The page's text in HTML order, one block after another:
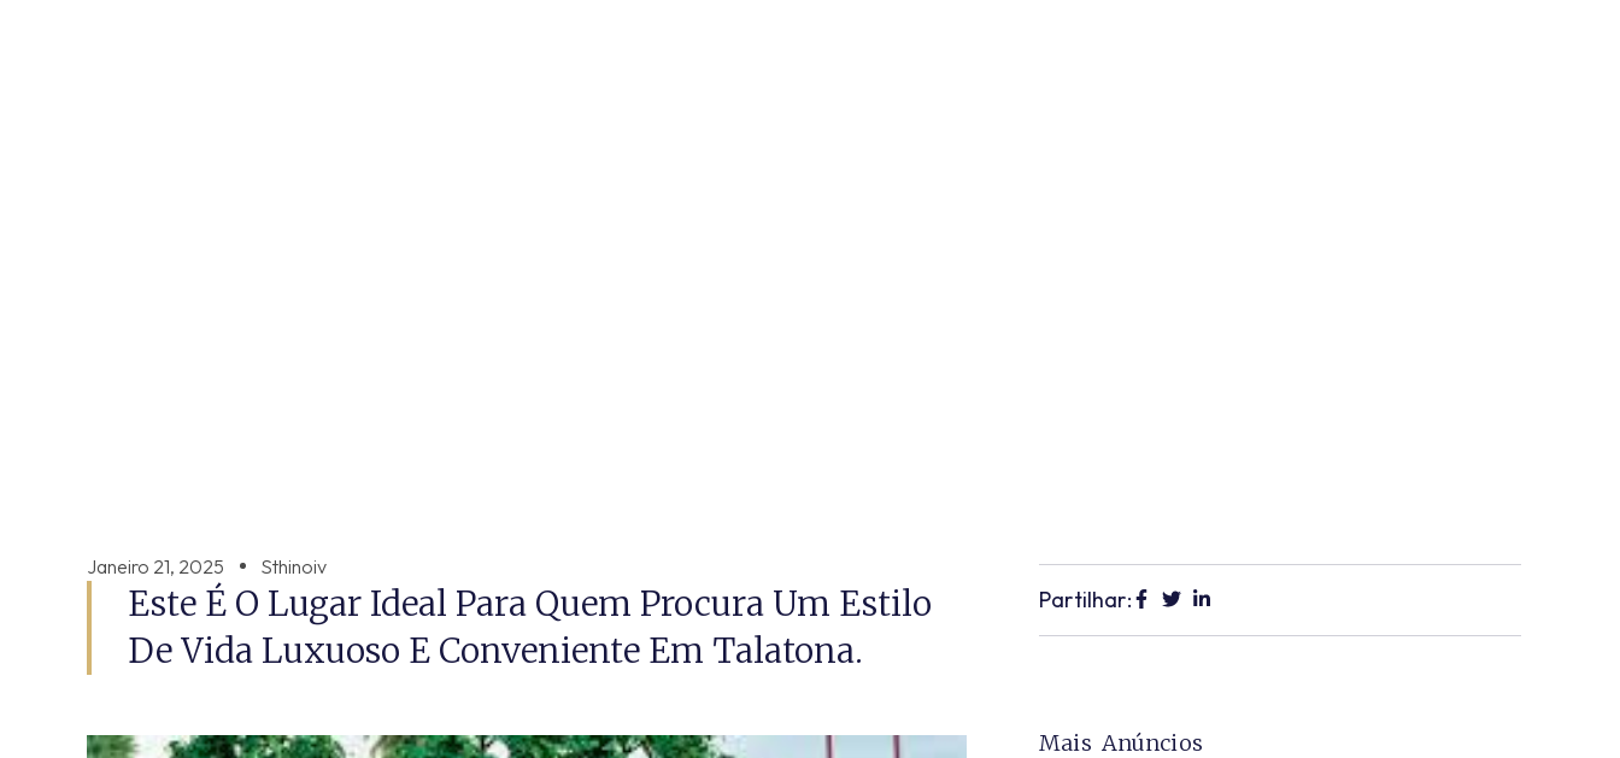
Janeiro 21, 2025 Sthinoiv
Este É O Lugar Ideal Para Quem Procura Um Estilo
De Vida Luxuoso E Conveniente Em Talatona.
Partilhar:
Mais Anúncios